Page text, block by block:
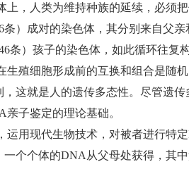
，人类为维持种族的延续，必须
）成对的染色体，其分别来自父
条）孩子的染色体，如此循环往复
殖细胞形成前的互换和组合是随
这就是人的遗传多态性。尽管遗
亲子鉴定的理论基础。
用现代生物技术，对被者进行特
个个体的DNA从父母处获得，其